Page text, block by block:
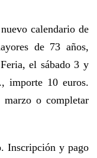
calendario de
de 73 años,
el sábado 3 y
importe 10 euros.
o completar
Inscripción y pago